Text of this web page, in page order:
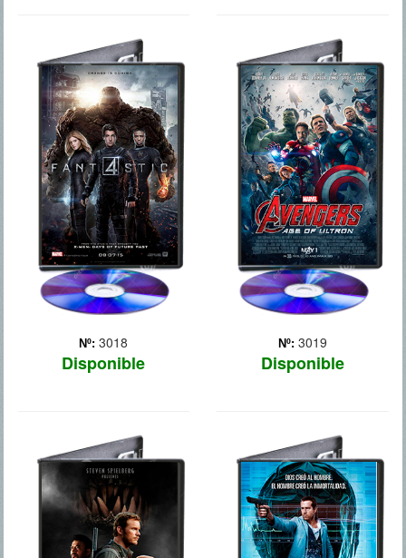
Nº: 3018
Disponible
LOS CUATRO
FANTASTICOS
Cuatro jóvenes
inadaptados se
teletransportan a un
peligroso universo
alternativo, lo que les
confiere extraños poderes.
Cuando sus vidas cambian
de forma drástica e
irremediable, deben apre...
Más
Nº: 3019
Disponible
LOS
VENGADORES: LA
ERA DE ULTRON
Cuando Tony Stark intenta
reactivar un programa
caído en desuso cuyo
objetivo es mantener la
paz, las cosas empiezan a
torcerse y los héroes más
poderosos de la Tierra,
incluyendo a Iron Man...
Más
JURASSIC
WORLD
Veintidós años después de
lo ocurrido en Jurassic
Park, la isla Nublar ha sido
ETERNAL
A un poderoso millonario,
enfermo de cáncer, le
ofrecen la posibilidad de
someterse a un